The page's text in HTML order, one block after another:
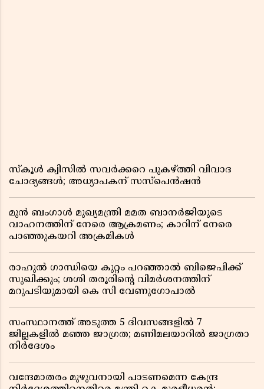
സ്കൂൾ ക്വിസിൽ സവർക്കറെ പുകഴ്ത്തി വിവാദ
ചോദ്യങ്ങൾ; അധ്യാപകന് സസ്പെൻഷൻ
മുൻ ബംഗാൾ മുഖ്യമന്ത്രി മമത ബാനർജിയുടെ
വാഹനത്തിന് നേരെ ആക്രമണം; കാറിന് നേരെ
പാഞ്ഞുകയറി അക്രമികൾ
രാഹുൽ ഗാന്ധിയെ കുറ്റം പറഞ്ഞാൽ ബിജെപിക്ക്
സുഖിക്കും; ശശി തരൂരിന്റെ വിമർശനത്തിന്
മറുപടിയുമായി കെ സി വേണുഗോപാൽ
സംസ്ഥാനത്ത് അടുത്ത 5 ദിവസങ്ങളിൽ 7
ജില്ലകളിൽ മഞ്ഞ ജാഗ്രത; മണിമലയാറിൽ ജാഗ്രതാ
നിർദേശം
വന്ദേമാതരം മുഴുവനായി പാടണമെന്ന കേന്ദ്ര